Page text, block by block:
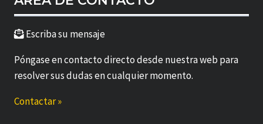
Escriba su mensaje
Póngase en contacto directo desde nuestra web para
resolver sus dudas en cualquier momento.
Contactar »